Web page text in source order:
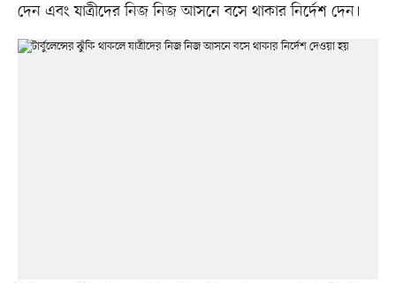
দেন এবং যাত্রীদের নিজ নিজ আসনে বসে থাকার নির্দেশ দেন।